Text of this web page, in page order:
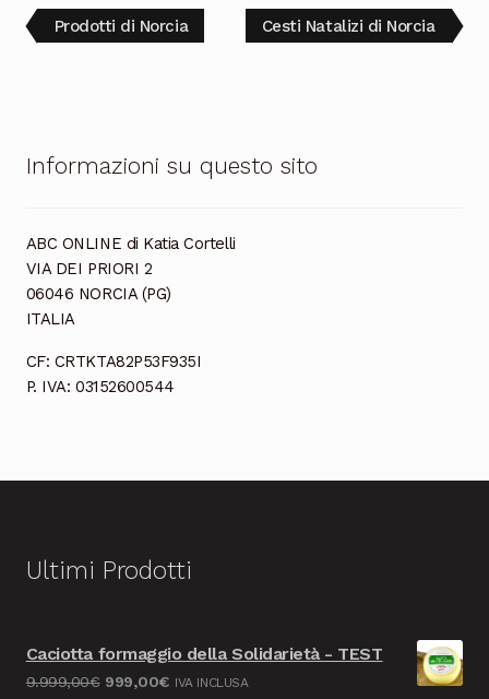
Navigazione
Articolo
precedente:
Prodotti di Norcia Articolo
successivo:
Cesti Natalizi di Norcia
Informazioni su questo sito
ABC ONLINE di Katia Cortelli
VIA DEI PRIORI 2
06046 NORCIA (PG)
ITALIA
CF: CRTKTA82P53F935I
P. IVA: 03152600544
Ultimi Prodotti
Caciotta formaggio della Solidarietà - TEST
9.999,00€ Il
999,00€IlIVA INCLUSA